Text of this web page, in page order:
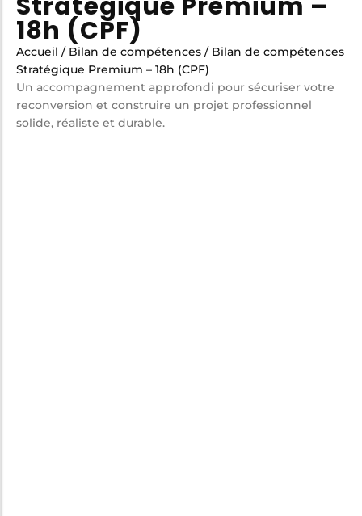
18h (CPF)
Accueil / Bilan de compétences / Bilan de compétences
Stratégique Premium – 18h (CPF)
Un accompagnement approfondi pour sécuriser votre
reconversion et construire un projet professionnel
solide, réaliste et durable.